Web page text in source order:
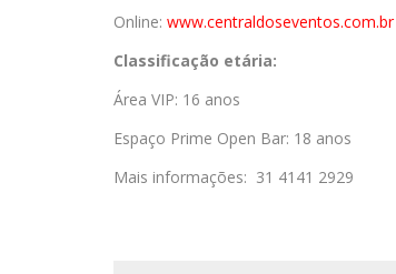
Online: www.centraldoseventos.com.br
Classificação etária:
Área VIP: 16 anos
Espaço Prime Open Bar: 18 anos
Mais informações: 31 4141 2929